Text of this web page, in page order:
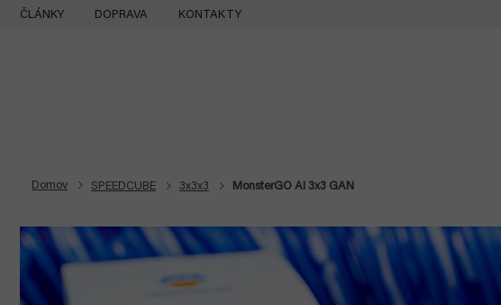
Prejsť
ČLÁNKY DOPRAVA KONTAKTY
Domov SPEEDCUBE 3x3x3 MonsterGO AI 3x3 GAN